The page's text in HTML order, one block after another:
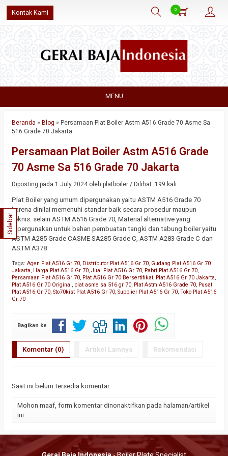
Kontak Kami 0
MENU
Beranda » Blog » Persamaan Plat Boiler Astm A516 Grade 70 Asme Sa
516 Grade 70 Jakarta
Persamaan Plat Boiler Astm A516 Grade
70 Asme Sa 516 Grade 70 Jakarta
Diposting pada 1 July 2024 oleh platboiler / Dilihat: 199 kali
Plat Boiler yang umum dipergunakan yaitu ASTM A516 Grade 70
karena dinilai memenuhi standar baik secara prosedur maupun
teknis. selain ASTM A516 Grade 70, Material alternative yang
dipergunakan untuk bahan pembuatan tangki dan tabung boiler yaitu
ASTM A285 Grade CASME SA285 Grade C, ASTM A283 Grade C dan
ASTM A378
Tags: Agen Plat A516 Gr 70 Distributor Plat A516 Gr 70 Gudang Plat A516 Gr 70
Jakarta Harga Plat A516 Gr 70 Jual Plat A516 Gr 70 Pabri Plat A516 Gr 70
Persamaan Plat A516 Gr 70 Plat A516 Gr 70 Bersertifikat Plat A516 Gr 70 Jakarta
Plat A516 Gr 70 Original plat asme sa 516 gr 70 Plat Astm A516 Grade 70 Pusat
Plat A516 Gr 70 Sto70kist Plat A516 Gr 70 Supplier Plat A516 Gr 70 Toko Plat A516
Gr 70
Bagikan ke
Komentar (0) Artikel Lainnya Rekomendasi
Saat ini belum tersedia komentar.
Mohon maaf, form komentar dinonaktifkan pada halaman/artikel
ini.
Sidebar